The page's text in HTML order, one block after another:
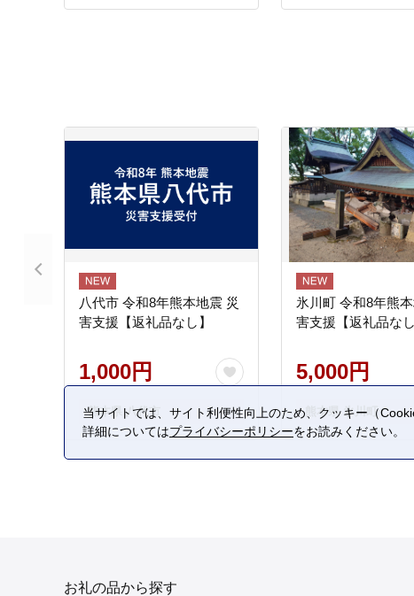
八代市 令和8年熊本地震 災
害支援【返礼品なし】
1,000円
熊本県 八代市
氷川町 令和8年熊
害支援【返礼品なし
5,000円
熊本県 氷川町
お礼の品から探す
当サイトでは、サイト利便性向上のため、クッキー（
詳細についてはプライバシーポリシーをお読みください。